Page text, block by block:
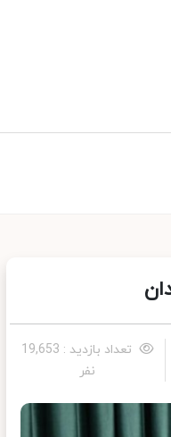
تعداد بازدید : 19,653
نفر